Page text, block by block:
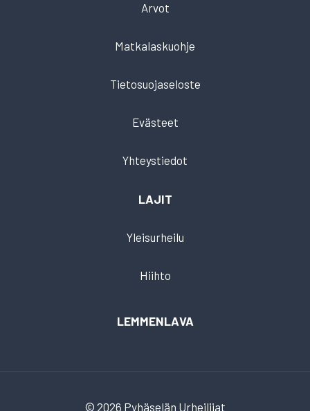
Arvot
Matkalaskuohje
Tietosuojaseloste
Evästeet
Yhteystiedot
LAJIT
Yleisurheilu
Hiihto
LEMMENLAVA
© 2026 Pyhäselän Urheilijat